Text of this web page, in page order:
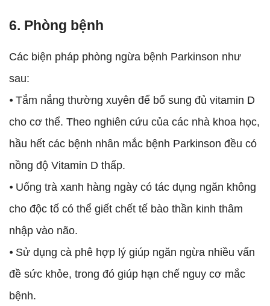
6. Phòng bệnh
Các biện pháp phòng ngừa bệnh Parkinson như
sau:
⦁ Tắm nắng thường xuyên để bổ sung đủ vitamin D
cho cơ thể. Theo nghiên cứu của các nhà khoa học,
hầu hết các bệnh nhân mắc bệnh Parkinson đều có
nồng độ Vitamin D thấp.
⦁ Uống trà xanh hàng ngày có tác dụng ngăn không
cho độc tố có thể giết chết tế bào thần kinh thâm
nhập vào não.
⦁ Sử dụng cà phê hợp lý giúp ngăn ngừa nhiều vấn
đề sức khỏe, trong đó giúp hạn chế nguy cơ mắc
bệnh.